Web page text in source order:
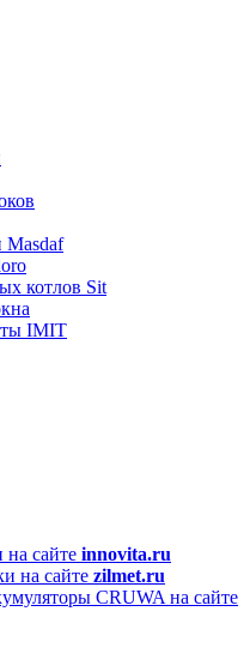
Masdaf
котлов Sit
IMIT
на сайте innovita.ru
на сайте zilmet.ru
CRUWA на сайте